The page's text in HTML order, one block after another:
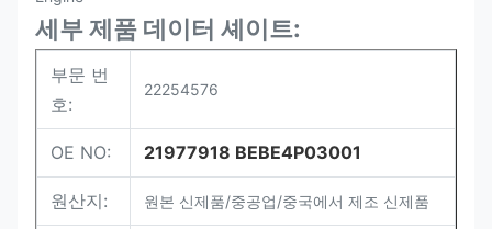
세부 제품 데이터 셰이트:
부문 번
호:
22254576
OE NO: 21977918 BEBE4P03001
원산지: 원본 신제품/중공업/중국에서 제조 신제품